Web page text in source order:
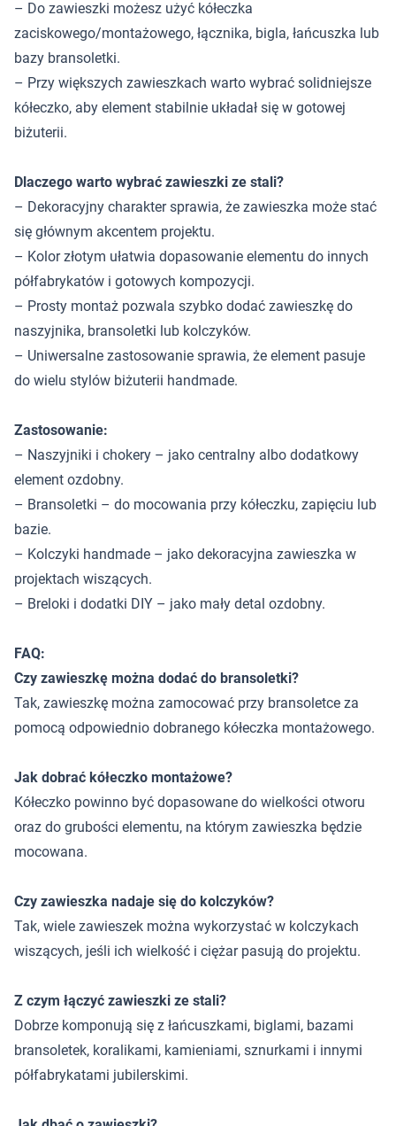
– Do zawieszki możesz użyć kółeczka
zaciskowego/montażowego, łącznika, bigla, łańcuszka lub
bazy bransoletki.
– Przy większych zawieszkach warto wybrać solidniejsze
kółeczko, aby element stabilnie układał się w gotowej
biżuterii.
Dlaczego warto wybrać zawieszki ze stali?
– Dekoracyjny charakter sprawia, że zawieszka może stać
się głównym akcentem projektu.
– Kolor złotym ułatwia dopasowanie elementu do innych
półfabrykatów i gotowych kompozycji.
– Prosty montaż pozwala szybko dodać zawieszkę do
naszyjnika, bransoletki lub kolczyków.
– Uniwersalne zastosowanie sprawia, że element pasuje
do wielu stylów biżuterii handmade.
Zastosowanie:
– Naszyjniki i chokery – jako centralny albo dodatkowy
element ozdobny.
– Bransoletki – do mocowania przy kółeczku, zapięciu lub
bazie.
– Kolczyki handmade – jako dekoracyjna zawieszka w
projektach wiszących.
– Breloki i dodatki DIY – jako mały detal ozdobny.
FAQ:
Czy zawieszkę można dodać do bransoletki?
Tak, zawieszkę można zamocować przy bransoletce za
pomocą odpowiednio dobranego kółeczka montażowego.
Jak dobrać kółeczko montażowe?
Kółeczko powinno być dopasowane do wielkości otworu
oraz do grubości elementu, na którym zawieszka będzie
mocowana.
Czy zawieszka nadaje się do kolczyków?
Tak, wiele zawieszek można wykorzystać w kolczykach
wiszących, jeśli ich wielkość i ciężar pasują do projektu.
Z czym łączyć zawieszki ze stali?
Dobrze komponują się z łańcuszkami, biglami, bazami
bransoletek, koralikami, kamieniami, sznurkami i innymi
półfabrykatami jubilerskimi.